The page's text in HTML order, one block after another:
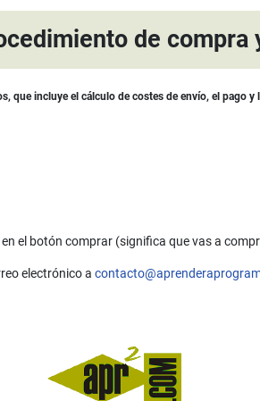
de compra
que incluye el cálculo de costes de envío, el pago y
el botón comprar (significa que vas a
electrónico a